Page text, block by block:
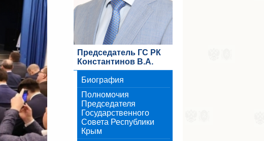
Председатель ГС РК
Константинов В.А.
Биография
Полномочия
Председателя
Государственного
Совета Республики
Крым